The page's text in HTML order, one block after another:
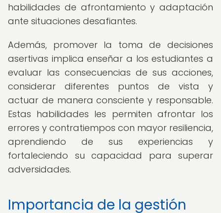
habilidades de afrontamiento y adaptación
ante situaciones desafiantes.
Además, promover la toma de decisiones
asertivas implica enseñar a los estudiantes a
evaluar las consecuencias de sus acciones,
considerar diferentes puntos de vista y
actuar de manera consciente y responsable.
Estas habilidades les permiten afrontar los
errores y contratiempos con mayor resiliencia,
aprendiendo de sus experiencias y
fortaleciendo su capacidad para superar
adversidades.
Importancia de la gestión